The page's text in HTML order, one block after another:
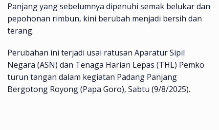
Panjang yang sebelumnya dipenuhi semak belukar dan
pepohonan rimbun, kini berubah menjadi bersih dan
terang.
Perubahan ini terjadi usai ratusan Aparatur Sipil
Negara (ASN) dan Tenaga Harian Lepas (THL) Pemko
turun tangan dalam kegiatan Padang Panjang
Bergotong Royong (Papa Goro), Sabtu (9/8/2025).